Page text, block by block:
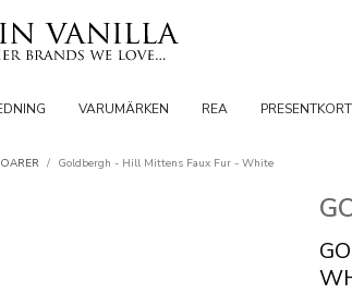
VARUMÄRKEN REA PRESENTKORT
/ Goldbergh - Hill Mittens Faux Fur - White